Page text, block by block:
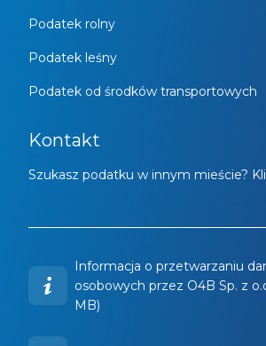
Podatek rolny
Podatek leśny
Podatek od środków transportowych
Kontakt
Szukasz podatku w innym mieście?
Informacja o przetwarzaniu
osobowych przez O4B Sp. z
MB)